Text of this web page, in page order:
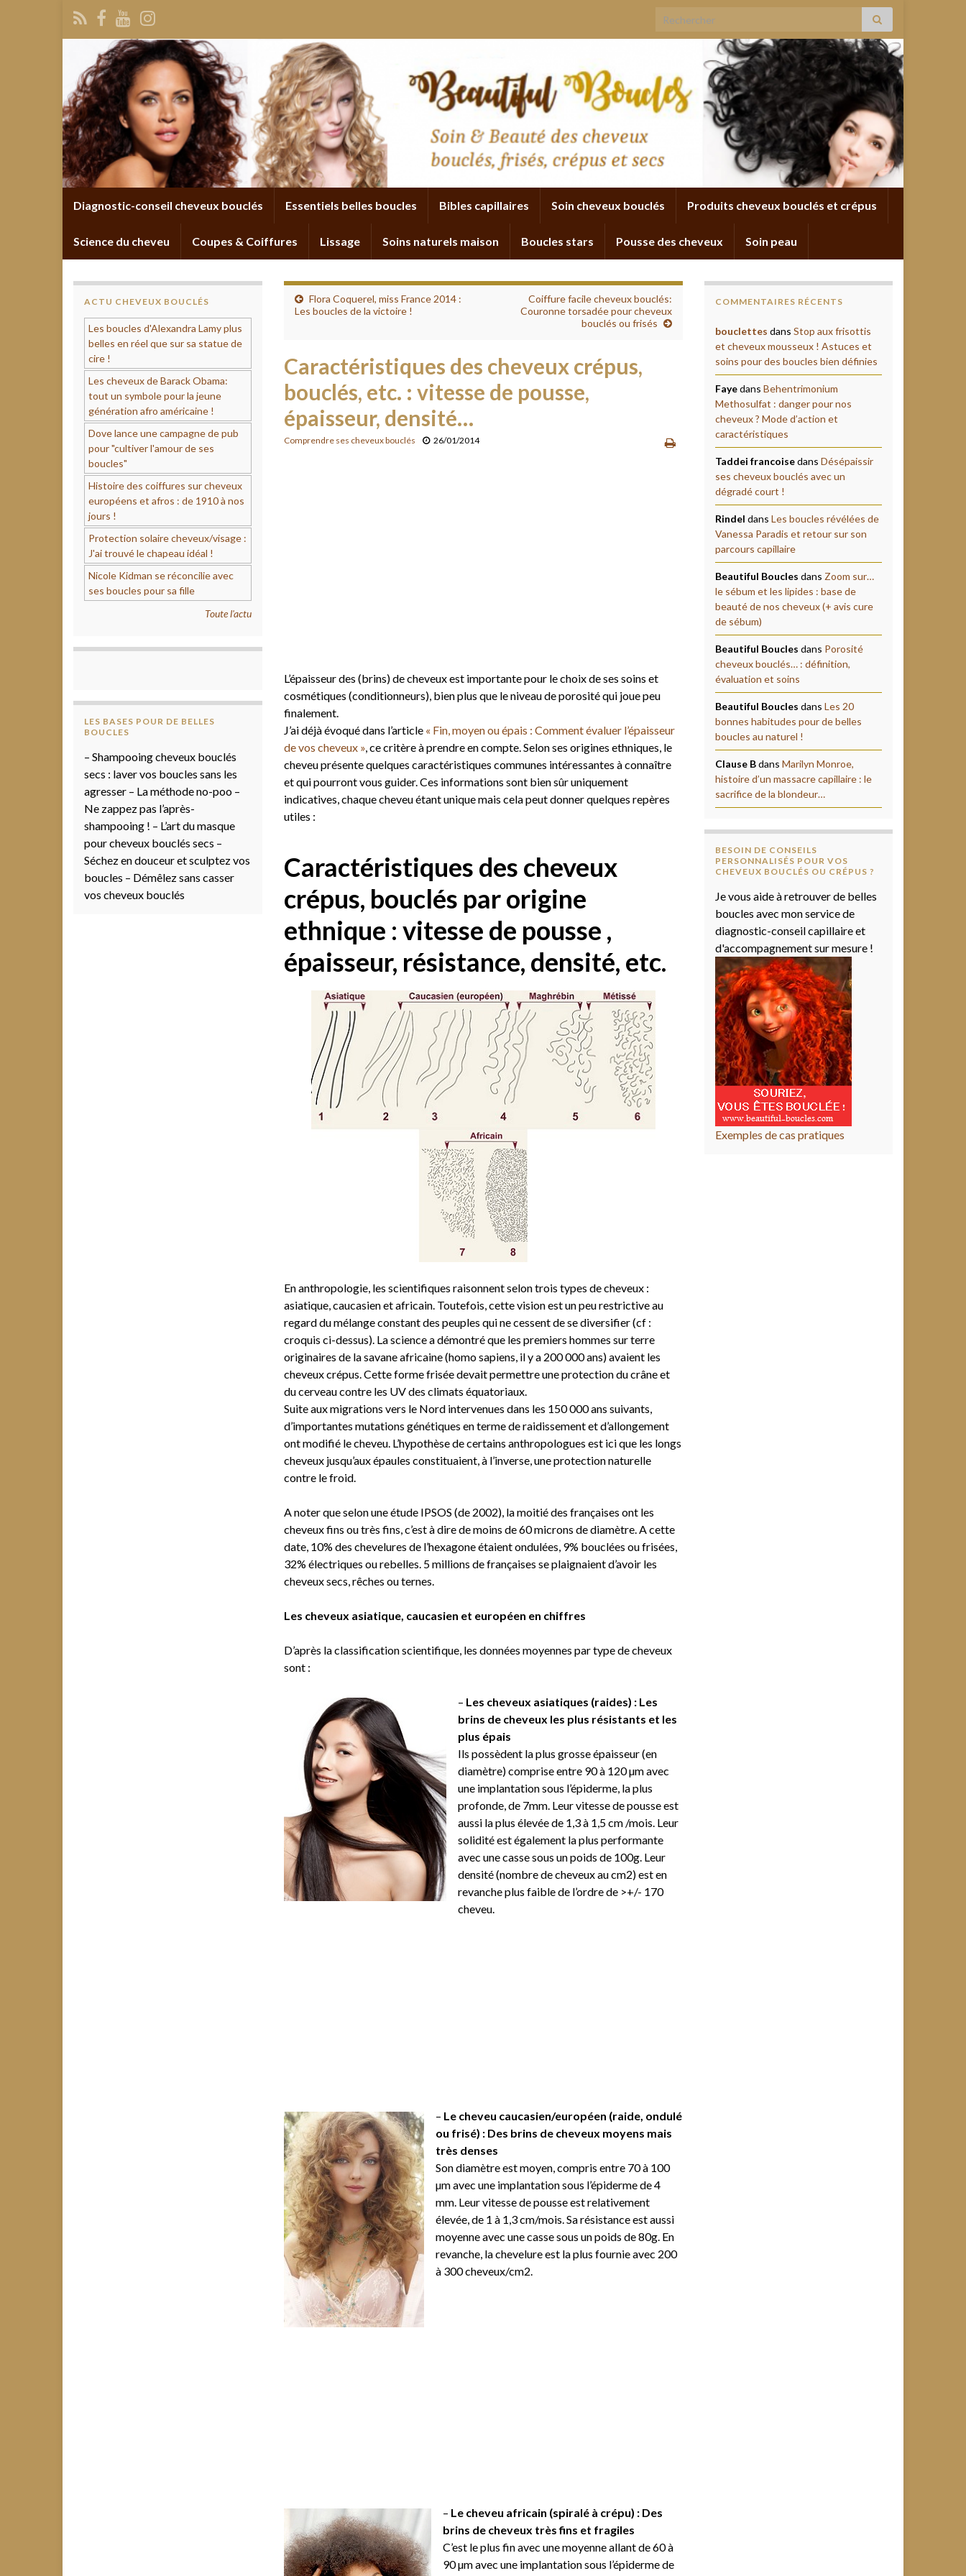
Search for:
Diagnostic-conseil cheveux bouclés Essentiels belles boucles Bibles capillaires Soin cheveux bouclés Produits cheveux bouclés et crépus
Science du cheveu Coupes & Coiffures Lissage Soins naturels maison Boucles stars Pousse des cheveux Soin peau
Flora Coquerel, miss France 2014 :
Les boucles de la victoire !
Coiffure facile cheveux bouclés:
Couronne torsadée pour cheveux
bouclés ou frisés
Caractéristiques des cheveux crépus,
bouclés, etc. : vitesse de pousse,
épaisseur, densité…
Comprendre ses cheveux bouclés 26/01/2014
L’épaisseur des (brins) de cheveux est importante pour le choix de ses soins et
cosmétiques (conditionneurs), bien plus que le niveau de porosité qui joue peu
finalement.
J’ai déjà évoqué dans l’article« Fin, moyen ou épais : Comment évaluer l’épaisseur
de vos cheveux », ce critère à prendre en compte. Selon ses origines ethniques, le
cheveu présente quelques caractéristiques communes intéressantes à connaître
et qui pourront vous guider. Ces informations sont bien sûr uniquement
indicatives, chaque cheveu étant unique mais cela peut donner quelques repères
utiles :
Caractéristiques des cheveux
crépus, bouclés par origine
ethnique : vitesse de pousse ,
épaisseur, résistance, densité, etc.
En anthropologie, les scientifiques raisonnent selon trois types de cheveux :
asiatique, caucasien et africain. Toutefois, cette vision est un peu restrictive au
regard du mélange constant des peuples qui ne cessent de se diversifier (cf :
croquis ci-dessus). La science a démontré que les premiers hommes sur terre
originaires de la savane africaine (homo sapiens, il y a 200 000 ans) avaient les
cheveux crépus. Cette forme frisée devait permettre une protection du crâne et
du cerveau contre les UV des climats équatoriaux.
Suite aux migrations vers le Nord intervenues dans les 150 000 ans suivants,
d’importantes mutations génétiques en terme de raidissement et d’allongement
ont modifié le cheveu. L’hypothèse de certains anthropologues est ici que les longs
cheveux jusqu’aux épaules constituaient, à l’inverse, une protection naturelle
contre le froid.
A noter que selon une étude IPSOS (de 2002), la moitié des françaises ont les
cheveux fins ou très fins, c’est à dire de moins de 60 microns de diamètre. A cette
date, 10% des chevelures de l’hexagone étaient ondulées, 9% bouclées ou frisées,
32% électriques ou rebelles. 5 millions de françaises se plaignaient d’avoir les
cheveux secs, rêches ou ternes.
Les cheveux asiatique, caucasien et européen en chiffres
D’après la classification scientifique, les données moyennes par type de cheveux
sont :
– Les cheveux asiatiques (raides) : Les
brins de cheveux les plus résistants et les
plus épais
Ils possèdent la plus grosse épaisseur (en
diamètre) comprise entre 90 à 120 µm avec
une implantation sous l’épiderme, la plus
profonde, de 7mm. Leur vitesse de pousse est
aussi la plus élevée de 1,3 à 1,5 cm /mois. Leur
solidité est également la plus performante
avec une casse sous un poids de 100g. Leur
densité (nombre de cheveux au cm2) est en
revanche plus faible de l’ordre de >+/- 170
cheveu.
– Le cheveu caucasien/européen (raide, ondulé
ou frisé) : Des brins de cheveux moyens mais
très denses
Son diamètre est moyen, compris entre 70 à 100
µm avec une implantation sous l’épiderme de 4
mm. Leur vitesse de pousse est relativement
élevée, de 1 à 1,3 cm/mois. Sa résistance est aussi
moyenne avec une casse sous un poids de 80g. En
revanche, la chevelure est la plus fournie avec 200
à 300 cheveux/cm2.
– Le cheveu africain (spiralé à crépu) : Des
brins de cheveux très fins et fragiles
C’est le plus fin avec une moyenne allant de 60 à
90 µm avec une implantation sous l’épiderme de
ACTU CHEVEUX BOUCLÉS
Les boucles d'Alexandra Lamy plus
belles en réel que sur sa statue de
cire !
Les cheveux de Barack Obama:
tout un symbole pour la jeune
génération afro américaine !
Dove lance une campagne de pub
pour "cultiver l'amour de ses
boucles"
Histoire des coiffures sur cheveux
européens et afros : de 1910 à nos
jours !
Protection solaire cheveux/visage :
J'ai trouvé le chapeau idéal !
Nicole Kidman se réconcilie avec
ses boucles pour sa fille
Toute l'actu
LES BASES POUR DE BELLES
BOUCLES
– Shampooing cheveux bouclés
secs : laver vos boucles sans les
agresser – La méthode no-poo –
Ne zappez pas l’après-
shampooing ! – L’art du masque
pour cheveux bouclés secs –
Séchez en douceur et sculptez vos
boucles – Démêlez sans casser
vos cheveux bouclés
COMMENTAIRES RÉCENTS
bouclettes dans Stop aux frisottis
et cheveux mousseux ! Astuces et
soins pour des boucles bien définies
Fayedans Behentrimonium
Methosulfat : danger pour nos
cheveux ? Mode d’action et
caractéristiques
Taddei francoisedans Désépaissir
ses cheveux bouclés avec un
dégradé court !
Rindel dans Les boucles révélées de
Vanessa Paradis et retour sur son
parcours capillaire
Beautiful Boucles dans Zoom sur…
le sébum et les lipides : base de
beauté de nos cheveux (+ avis cure
de sébum)
Beautiful Boucles dans Porosité
cheveux bouclés… : définition,
évaluation et soins
Beautiful Boucles dans Les 20
bonnes habitudes pour de belles
boucles au naturel !
Clause Bdans Marilyn Monroe,
histoire d’un massacre capillaire : le
sacrifice de la blondeur…
BESOIN DE CONSEILS
PERSONNALISÉS POUR VOS
CHEVEUX BOUCLÉS OU CRÉPUS ?
Je vous aide à retrouver de belles
boucles avec mon service de
diagnostic-conseil capillaire et
d'accompagnement sur mesure !
Exemples de cas pratiques